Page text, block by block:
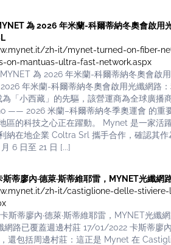
為 2026 年米蘭-科爾蒂納冬奧會啟用
zh-it/mynet-turned-on-fiber-
on-mantuas-ultra-fast-network.aspx
為 2026 年米蘭-科爾蒂納冬奧會啟
年米蘭-科爾蒂納冬奧會啟用光纖網路
為「小西藏」的先驅，該營運商為全球廣
—— 2026 米蘭–科爾蒂納冬季奧運會 的
區的科技之心正在躍動。 Mynet 是一家活
納在地企業 Coltra Srl 攜手合作，確認其
6 日至 21 日 [...]
斯蒂廖內·德萊·斯蒂維耶雷，MYNET光纖
zh-it/castiglione-delle-
斯蒂廖內·德萊·斯蒂維耶雷，MYNET光纖
網路已覆蓋週邊村莊 17/01/2022 卡斯蒂廖
還包括周邊村莊：這正是 Mynet 在